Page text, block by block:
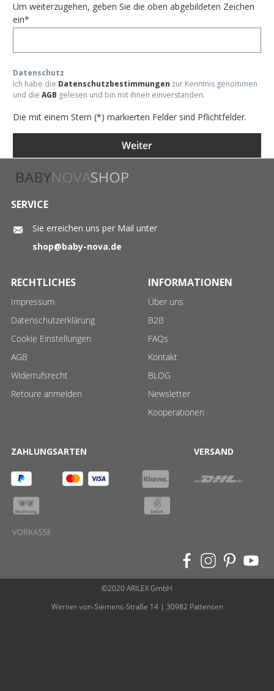
Um weiterzugehen, geben Sie die oben abgebildeten Zeichen
ein*
Datenschutz
Ich habe die Datenschutzbestimmungen zur Kenntnis genommen
und die AGB gelesen und bin mit ihnen einverstanden.
Die mit einem Stern (*) markierten Felder sind Pflichtfelder.
Weiter
SERVICE
Sie erreichen uns per Mail unter
shop@baby-nova.de
RECHTLICHES
Impressum
Datenschutzerklärung
Cookie Einstellungen
AGB
Widerrufsrecht
Retoure anmelden
INFORMATIONEN
Über uns
B2B
FAQs
Kontakt
BLOG
Newsletter
Kooperationen
ZAHLUNGSARTEN VERSAND
©2020 ARILEX GmbH
Werner-von-Siemens-Straße 14 | 30982 Pattensen